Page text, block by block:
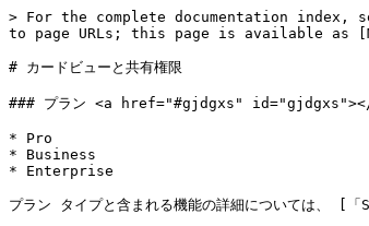
> For the complete documentation
to page URLs; this page is available as
# カードビューと共有権限
### プラン <a href="#gjdgxs"
* Pro
* Business
* Enterprise
プラン タイプと含まれる機能の詳細については